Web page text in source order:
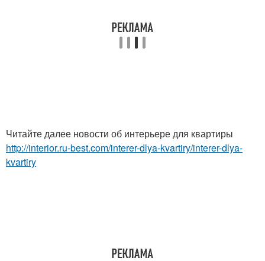
Читайте далее новости об интерьере для квартиры
http://interior.ru-best.com/interer-dlya-kvartiry/interer-dlya-
kvartiry